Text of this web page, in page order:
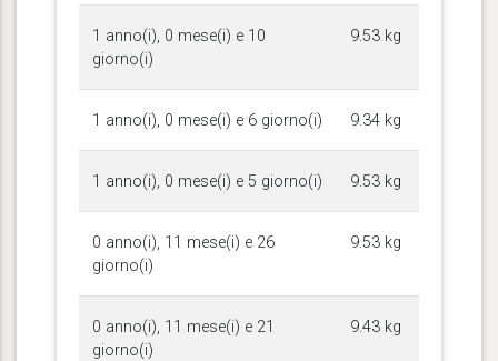
1 anno(i), 0 mese(i) e 10
giorno(i)
9.53 kg
1 anno(i), 0 mese(i) e 6 giorno(i) 9.34 kg
1 anno(i), 0 mese(i) e 5 giorno(i) 9.53 kg
0 anno(i), 11 mese(i) e 26
giorno(i)
9.53 kg
0 anno(i), 11 mese(i) e 21
giorno(i)
9.43 kg